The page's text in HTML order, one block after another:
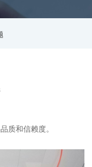
质和信赖度。